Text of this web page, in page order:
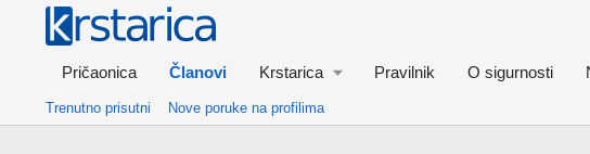
Pričaonica Članovi Krstarica Pravilnik O sigurnosti
Trenutno prisutni Nove poruke na profilima